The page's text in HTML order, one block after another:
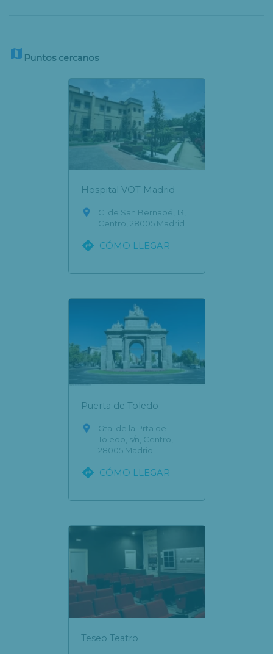
 Puntos cercanos
Hospital VOT Madrid

C. de San Bernabé, 13,
Centro, 28005 Madrid
 CÓMO LLEGAR
Puerta de Toledo

Gta. de la Prta de
Toledo, s/n, Centro,
28005 Madrid
 CÓMO LLEGAR
Teseo Teatro